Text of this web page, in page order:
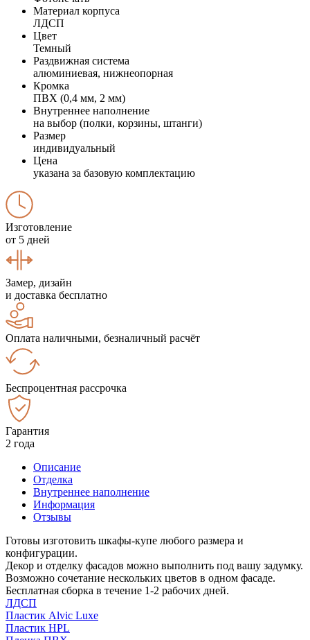
Материал корпуса
ЛДСП
Цвет
Темный
Раздвижная система
алюминиевая, нижнеопорная
Кромка
ПВХ (0,4 мм, 2 мм)
Внутреннее наполнение
на выбор (полки, корзины, штанги)
Размер
индивидуальный
Цена
указана за базовую комплектацию
Изготовление
от 5 дней
Замер, дизайн
и доставка бесплатно
Оплата наличными, безналичный расчёт
Беспроцентная рассрочка
Гарантия
2 года
Описание
Отделка
Внутреннее наполнение
Информация
Отзывы
Готовы изготовить шкафы-купе любого размера и
конфигурации.
Декор и отделку фасадов можно выполнить под вашу задумку.
Возможно сочетание нескольких цветов в одном фасаде.
Бесплатная сборка в течение 1-2 рабочих дней.
ЛДСП
Пластик Alvic Luxe
Пластик HPL